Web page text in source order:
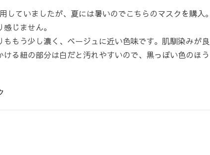
していましたが、夏には暑いのでこちらのマスクを購入
じません。
もう少し濃く、ベージュに近い色味です。肌馴染みが
る紐の部分は白だと汚れやすいので、黒っぽい色のほう